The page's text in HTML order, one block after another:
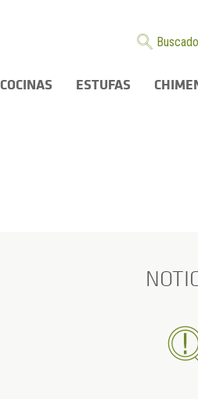
COCINAS ESTUFAS